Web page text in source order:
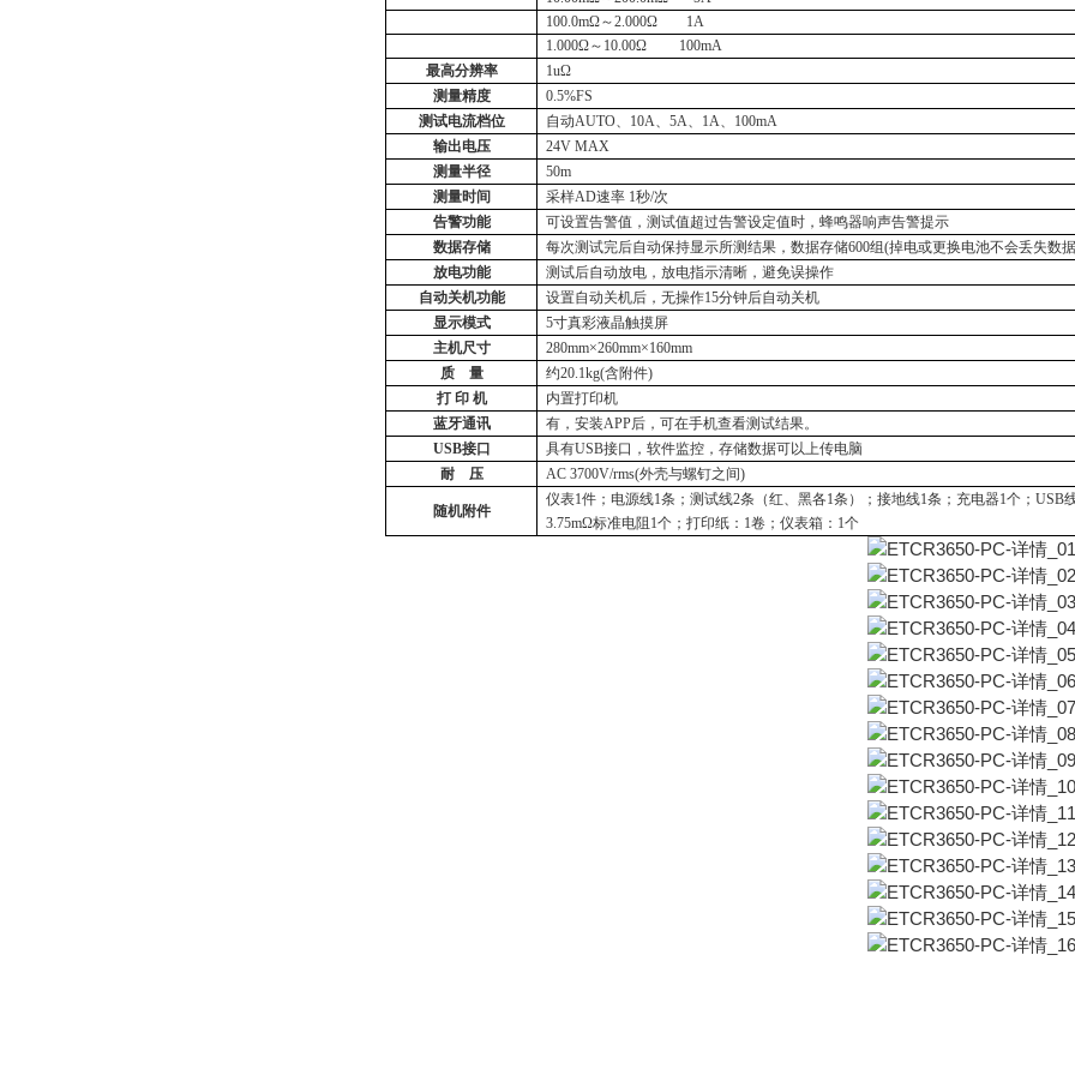
100.0mΩ～2.000Ω 1A
1.000Ω～10.00Ω 100mA
最高分辨率
1uΩ
测量精度
0.5%FS
测试电流档位
自动AUTO、10A、5A、1A、100mA
输出电压
24V MAX
测量半径
50m
测量时间
采样AD速率 1秒/次
告警功能
可设置告警值，测试值超过告警设定值时，蜂鸣器响声告警提示
数据存储
每次测试完后自动保持显示所测结果，数据存储600组(掉电或更换电池不会丢失数
放电功能
测试后自动放电，放电指示清晰，避免误操作
自动关机功能
设置自动关机后，无操作15分钟后自动关机
显示模式
5寸真彩液晶触摸屏
主机尺寸
280mm×260mm×160mm
质
量 约20.1kg(含附件)
打 印 机
内置打印机
蓝牙通讯
有，安装APP后，可在手机查看测试结果。
USB接口
具有USB接口，软件监控，存储数据可以上传电脑
耐
压 AC 3700V/rms(外壳与螺钉之间)
随机附件
仪表1件；电源线1条；测试线2条（红、黑各1条）；接地线1条；充电器1个；USB
3.75mΩ标准电阻1个；打印纸：1卷；仪表箱：1个